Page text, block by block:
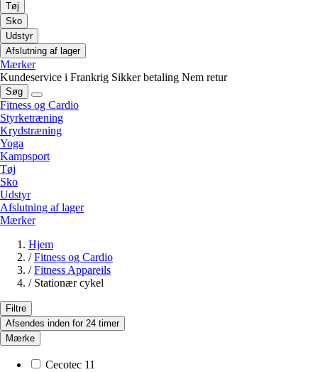
Tøj
Sko
Udstyr
Afslutning af lager
Mærker
Kundeservice i Frankrig Sikker betaling Nem retur
Søg
Fitness og Cardio
Styrketræning
Krydstræning
Yoga
Kampsport
Tøj
Sko
Udstyr
Afslutning af lager
Mærker
Hjem
/ Fitness og Cardio
/ Fitness Appareils
/ Stationær cykel
Filtre
Afsendes inden for 24 timer
Mærke
Cecotec 11